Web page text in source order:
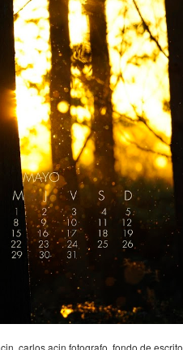
, carlos acin fotografo, fondo de